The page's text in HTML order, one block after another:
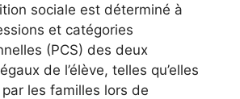
sociale est déterminé à
et catégories
(PCS) des deux
de l’élève, telles qu’elles
les familles lors de